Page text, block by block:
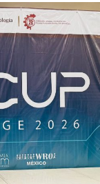
Nacional de